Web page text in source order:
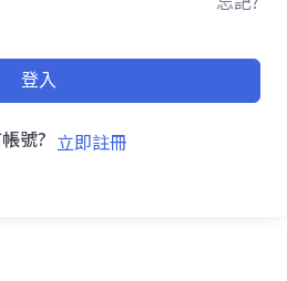
登入
號? 立即註冊